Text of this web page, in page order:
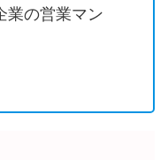
の営業マン